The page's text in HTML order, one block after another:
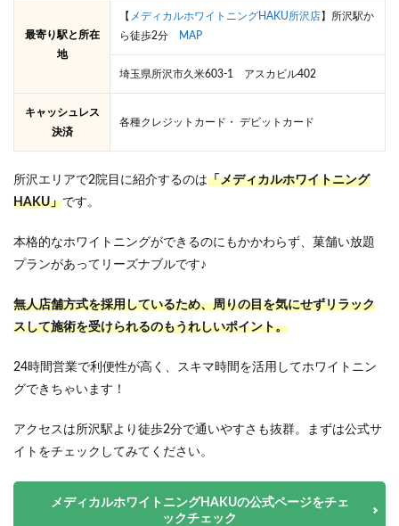
最寄り駅と所在
地
【 メディカルホワイトニングHAKU所沢店】所沢駅か
ら徒歩2分
MAP
埼玉県所沢市久米603-1 アスカビル402
キャッシュレス
決済
各種クレジットカード・ デビットカード
所沢エリアで2院目に紹介するのは「メディカルホワイトニング
HAKU」です。
本格的なホワイトニングができるのにもかかわらず、菓舗い放題
プランがあってリーズナブルです♪
無人店舗方式を採用しているため、周りの目を気にせずリラック
スして施術を受けられるのもうれしいポイント。
24時間営業で利便性が高く、スキマ時間を活用してホワイトニン
グできちゃいます！
アクセスは所沢駅より徒歩2分で通いやすさも抜群。まずは公式サ
イトをチェックしてみてください。
メディカルホワイトニングHAKUの公式ページをチェ
ックチェック